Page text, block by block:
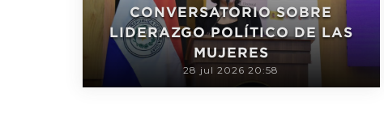
CONVERSATORIO SOBRE
LIDERAZGO POLÍTICO DE LAS
MUJERES
28 jul 2026 20:58